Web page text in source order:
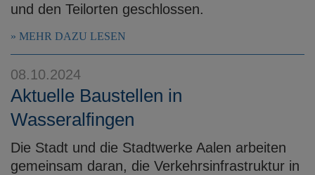
und den Teilorten geschlossen.
MEHR DAZU LESEN
08.10.2024
Aktuelle Baustellen in
Wasseralfingen
Die Stadt und die Stadtwerke Aalen arbeiten
gemeinsam daran, die Verkehrsinfrastruktur in